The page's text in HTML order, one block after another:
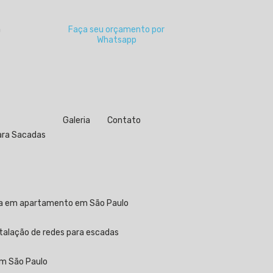
Faça seu orçamento por
Whatsapp
Sacadas
Galeria Contato
em apartamento em São Paulo
de redes para escadas
São Paulo